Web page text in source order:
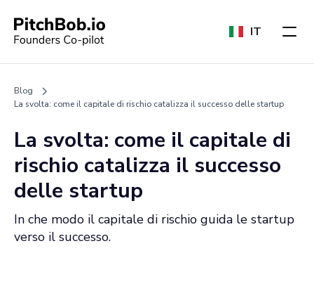
IT
Blog
La svolta: come il capitale di rischio catalizza il successo delle startup
La svolta: come il capitale di
rischio catalizza il successo
delle startup
In che modo il capitale di rischio guida le startup
verso il successo.